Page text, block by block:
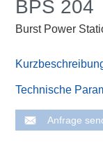
BPS 204
Burst Power
Technische
Anfrage